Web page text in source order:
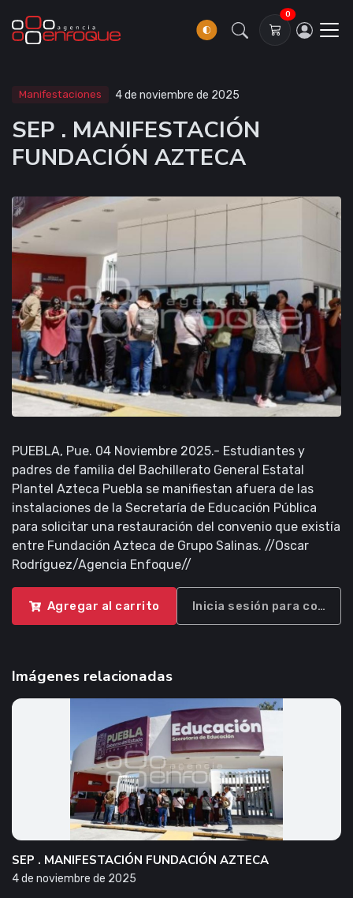
0
Manifestaciones 4 de noviembre de 2025
SEP . MANIFESTACIÓN
FUNDACIÓN AZTECA
PUEBLA, Pue. 04 Noviembre 2025.- Estudiantes y
padres de familia del Bachillerato General Estatal
Plantel Azteca Puebla se manifiestan afuera de las
instalaciones de la Secretaría de Educación Pública
para solicitar una restauración del convenio que existía
entre Fundación Azteca de Grupo Salinas. //Oscar
Rodríguez/Agencia Enfoque//
Agregar al carrito Inicia sesión para
Imágenes relacionadas
SEP . MANIFESTACIÓN FUNDACIÓN AZTECA
4 de noviembre de 2025